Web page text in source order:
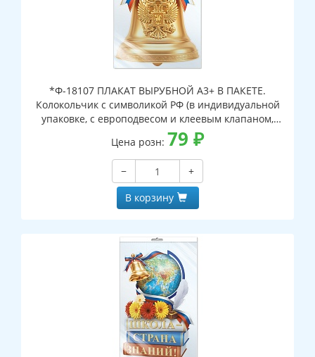
*Ф-18107 ПЛАКАТ ВЫРУБНОЙ А3+ В ПАКЕТЕ.
Колокольчик с символикой РФ (в индивидуальной
упаковке, с европодвесом и клеевым клапаном,
двухсторонний, ВД-лак)
Цена розн: 79 ₽
−
+
В корзину